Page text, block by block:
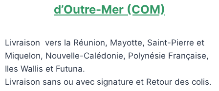
d’Outre-Mer (COM)
Livraison vers la Réunion, Mayotte, Saint-Pierre et
Miquelon, Nouvelle-Calédonie, Polynésie Française,
Iles Wallis et Futuna.
Livraison sans ou avec signature et Retour des colis.